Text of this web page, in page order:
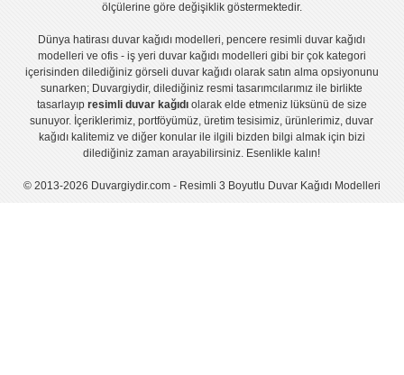
ölçülerine göre değişiklik göstermektedir.
Dünya hatirası duvar kağıdı modelleri,pencere resimli duvar kağıdı
modelleri ve ofis - iş yeri duvar kağıdı modelleri gibi bir çok kategori
içerisinden dilediğiniz görseli duvar kağıdı olarak satın alma opsiyonunu
sunarken; Duvargiydir, dilediğiniz resmi tasarımcılarımız ile birlikte
tasarlayıp resimli duvar kağıdıolarak elde etmeniz lüksünü de size
sunuyor. İçeriklerimiz, portföyümüz, üretim tesisimiz, ürünlerimiz, duvar
kağıdı kalitemiz ve diğer konular ile ilgili bizden bilgi almak için bizi
dilediğiniz zaman arayabilirsiniz. Esenlikle kalın!
© 2013-2026 Duvargiydir.com - Resimli 3 Boyutlu Duvar Kağıdı Modelleri